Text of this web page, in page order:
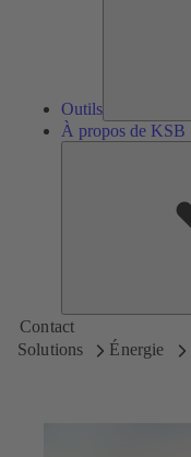
Outils
À propos de KSB
Contact
Solutions
Énergie